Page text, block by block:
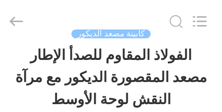
SUNNY
كابينة مصعد الديكور
الفولاذ المقاوم للصدأ الإطار
مصعد المقصورة الديكور مع مرآة
النقش لوحة الأوسط